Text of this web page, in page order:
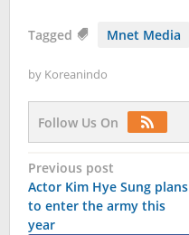
Tagged Mnet Media
by Koreanindo
Follow Us On
Post
navigation
Previous post
Actor Kim Hye Sung plans
to enter the army this
year